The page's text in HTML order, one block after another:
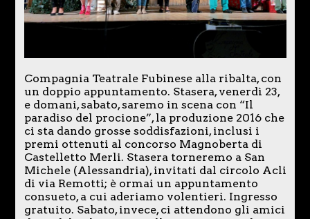
Compagnia Teatrale Fubinese alla ribalta, con
un doppio appuntamento. Stasera, venerdì 23,
e domani, sabato, saremo in scena con “Il
paradiso del procione”, la produzione 2016 che
ci sta dando grosse soddisfazioni, inclusi i
premi ottenuti al concorso Magnoberta di
Castelletto Merli. Stasera torneremo a San
Michele (Alessandria), invitati dal circolo Acli
di via Remotti; è ormai un appuntamento
consueto, a cui aderiamo volentieri. Ingresso
gratuito. Sabato, invece, ci attendono gli amici